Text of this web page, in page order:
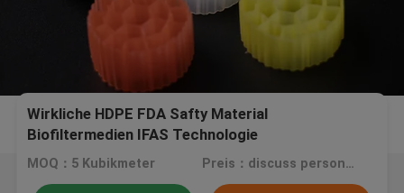
Wirkliche HDPE FDA Safty Material
Biofiltermedien IFAS Technologie
MOQ：5 Kubikmeter Preis：discuss personally